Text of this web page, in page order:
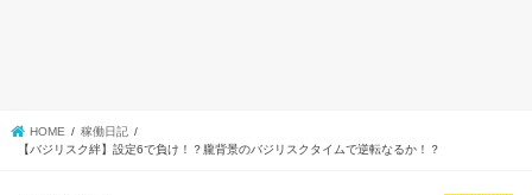
HOME
稼働日記
【バジリスク絆】設定6で負け！？朧背景のバジリスクタイムで逆転なるか！？